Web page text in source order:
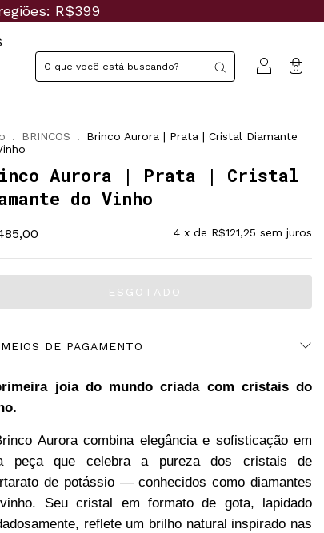
R$399
0
. BRINCOS .
Brinco Aurora | Prata | Cristal Diamante
Aurora | Prata | Cristal
do Vinho
4 x de R$121,25 sem juros
MEIOS DE PAGAMENTO
joia do mundo criada com cristais do
Aurora combina elegância e sofisticação em
peça que celebra a pureza dos cristais de
de potássio — conhecidos como diamantes
Seu cristal em formato de gota, lapidado
reflete um brilho natural inspirado nas